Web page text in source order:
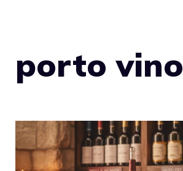
porto vino